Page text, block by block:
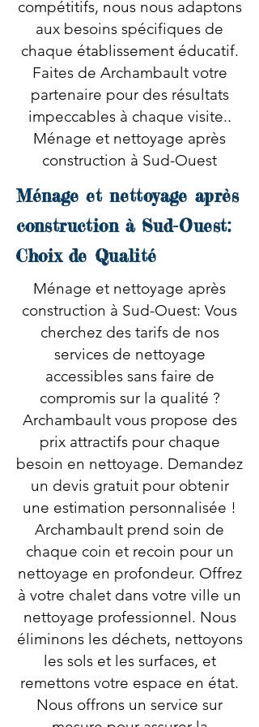
compétitifs, nous nous adaptons
aux besoins spécifiques de
chaque établissement éducatif.
Faites de Archambault votre
partenaire pour des résultats
impeccables à chaque visite..
Ménage et nettoyage après
construction à Sud-Ouest
Ménage et nettoyage après
construction à Sud-Ouest:
Choix de Qualité
Ménage et nettoyage après
construction à Sud-Ouest: Vous
cherchez des tarifs de nos
services de nettoyage
accessibles sans faire de
compromis sur la qualité ?
Archambault vous propose des
prix attractifs pour chaque
besoin en nettoyage. Demandez
un devis gratuit pour obtenir
une estimation personnalisée !
Archambault prend soin de
chaque coin et recoin pour un
nettoyage en profondeur. Offrez
à votre chalet dans votre ville un
nettoyage professionnel. Nous
éliminons les déchets, nettoyons
les sols et les surfaces, et
remettons votre espace en état.
Nous offrons un service sur